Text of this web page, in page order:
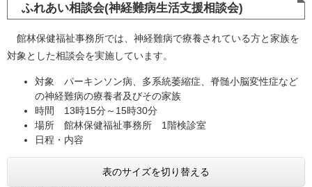
ふれあい相談会(神経難病生活支援相談会)
館林保健福祉事務所では、神経難病で療養されている方と家族を
対象とした相談会を実施しています。
対象 パーキンソン病、多系統萎縮症、脊髄小脳変性症など
の神経難病の療養者及びその家族
時間 13時15分～15時30分
場所 館林保健福祉事務所 1階検診室
日程・内容
表のサイズを切り替える